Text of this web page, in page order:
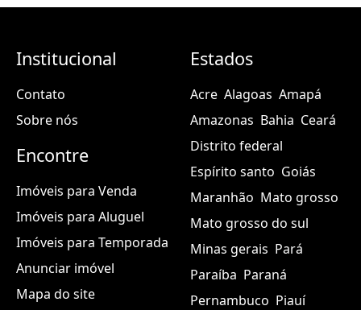
Institucional
Contato
Sobre nós
Encontre
Imóveis para Venda
Imóveis para Aluguel
Imóveis para Temporada
Anunciar imóvel
Mapa do site
Estados
Acre Alagoas Amapá
Amazonas Bahia Ceará
Distrito federal
Espírito santo Goiás
Maranhão Mato grosso
Mato grosso do sul
Minas gerais Pará
Paraíba Paraná
Pernambuco Piauí